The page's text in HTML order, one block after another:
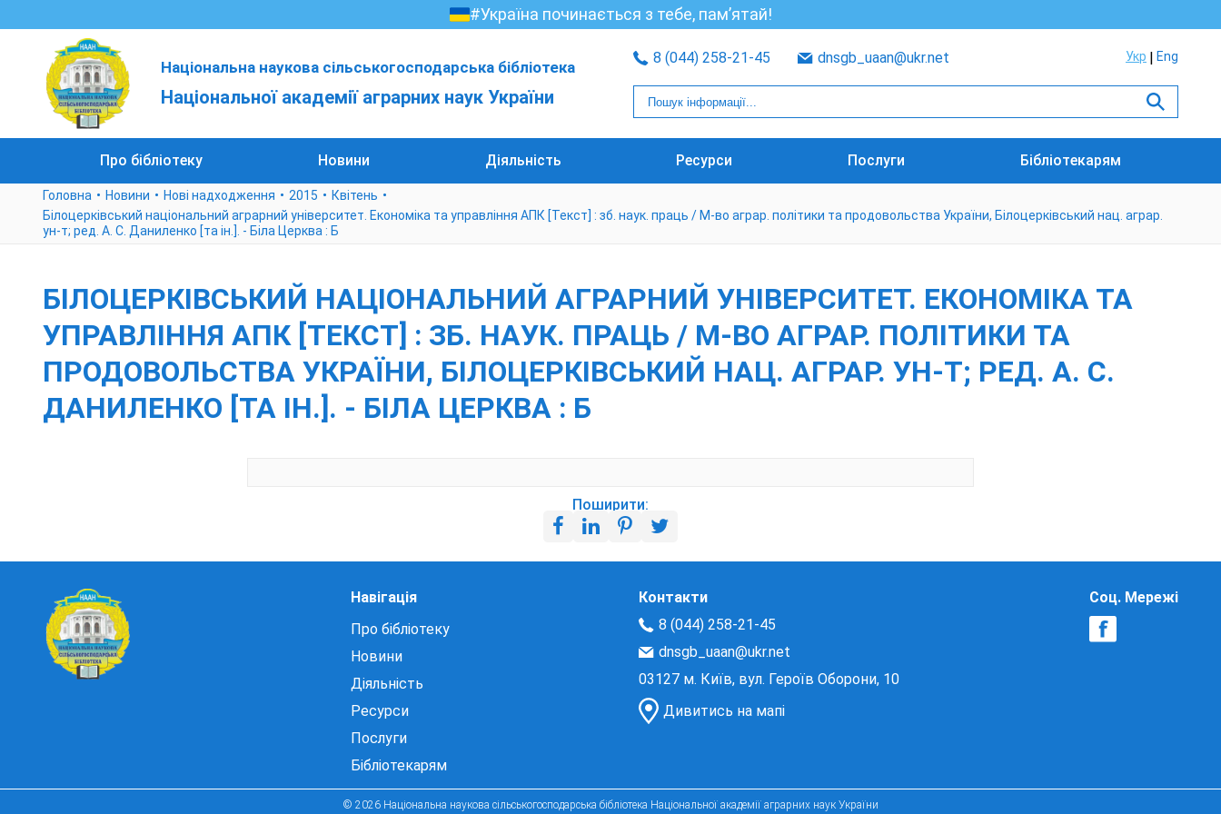
#Україна починається з тебе, пам’ятай!
Національна наукова сільськогосподарська бібліотека
Національної академії аграрних наук України
8 (044) 258-21-45 dnsgb_uaan@ukr.net Укр Eng
Про бібліотеку Новини Діяльність Ресурси Послуги Бібліотекарям
Головна Новини Нові надходження 2015
Квітень
Білоцерківський національний аграрний університет. Економіка та управління АПК [Текст] : зб. наук. праць / М-во аграр. політики та продовольства України, Білоцерківський нац. аграр.
ун-т; ред. А. С. Даниленко [та ін.]. - Біла Церква : Б
БІЛОЦЕРКІВСЬКИЙ НАЦІОНАЛЬНИЙ АГРАРНИЙ УНІВЕРСИТЕТ. ЕКОНОМІКА ТА
УПРАВЛІННЯ АПК [ТЕКСТ] : ЗБ. НАУК. ПРАЦЬ / М-ВО АГРАР. ПОЛІТИКИ ТА
ПРОДОВОЛЬСТВА УКРАЇНИ, БІЛОЦЕРКІВСЬКИЙ НАЦ. АГРАР. УН-Т; РЕД. А. С.
ДАНИЛЕНКО [ТА ІН.]. - БІЛА ЦЕРКВА : Б
Поширити:
Навігація
Про бібліотеку
Новини
Діяльність
Ресурси
Послуги
Бібліотекарям
Контакти
8 (044) 258-21-45
dnsgb_uaan@ukr.net
03127 м. Київ, вул. Героїв Оборони, 10
Дивитись на мапі
Соц. Мережі
© 2026 Національна наукова сільськогосподарська бібліотека Національної академії аграрних наук України